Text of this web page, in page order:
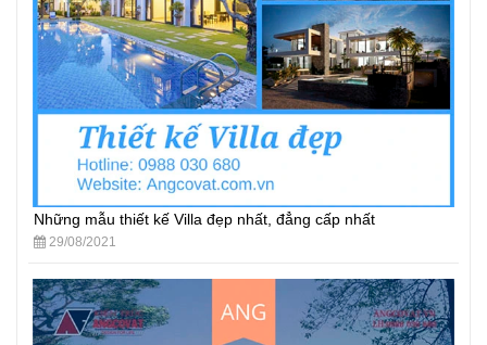
Những mẫu thiết kế Villa đẹp nhất, đẳng cấp nhất
29/08/2021